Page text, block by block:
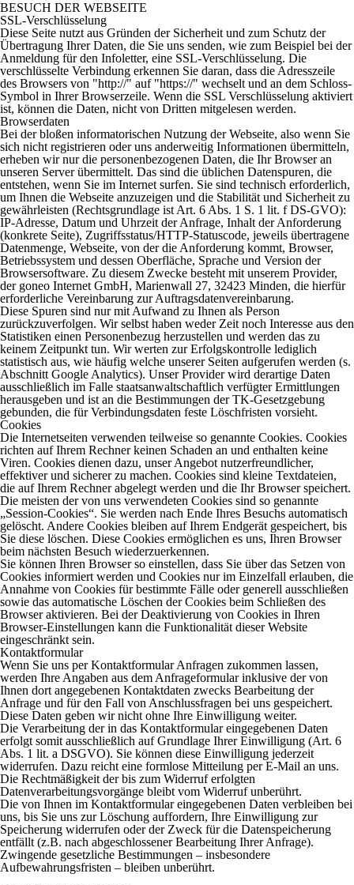
BESUCH DER WEBSEITE
SSL-Verschlüsselung
Diese Seite nutzt aus Gründen der Sicherheit und zum Schutz der
Übertragung Ihrer Daten, die Sie uns senden, wie zum Beispiel bei der
Anmeldung für den Infoletter, eine SSL-Verschlüsselung. Die
verschlüsselte Verbindung erkennen Sie daran, dass die Adresszeile
des Browsers von "http://" auf "https://" wechselt und an dem Schloss-
Symbol in Ihrer Browserzeile. Wenn die SSL Verschlüsselung aktiviert
ist, können die Daten, nicht von Dritten mitgelesen werden.
Browserdaten
Bei der bloßen informatorischen Nutzung der Webseite, also wenn Sie
sich nicht registrieren oder uns anderweitig Informationen übermitteln,
erheben wir nur die personenbezogenen Daten, die Ihr Browser an
unseren Server übermittelt. Das sind die üblichen Datenspuren, die
entstehen, wenn Sie im Internet surfen. Sie sind technisch erforderlich,
um Ihnen die Webseite anzuzeigen und die Stabilität und Sicherheit zu
gewährleisten (Rechtsgrundlage ist Art. 6 Abs. 1 S. 1 lit. f DS-GVO):
IP-Adresse, Datum und Uhrzeit der Anfrage, Inhalt der Anforderung
(konkrete Seite), Zugriffsstatus/HTTP-Statuscode, jeweils übertragene
Datenmenge, Webseite, von der die Anforderung kommt, Browser,
Betriebssystem und dessen Oberfläche, Sprache und Version der
Browsersoftware. Zu diesem Zwecke besteht mit unserem Provider,
der goneo Internet GmbH, Marienwall 27, 32423 Minden, die hierfür
erforderliche Vereinbarung zur Auftragsdatenvereinbarung.
Diese Spuren sind nur mit Aufwand zu Ihnen als Person
zurückzuverfolgen. Wir selbst haben weder Zeit noch Interesse aus den
Statistiken einen Personenbezug herzustellen und werden das zu
keinem Zeitpunkt tun. Wir werten zur Erfolgskontrolle lediglich
statistisch aus, wie häufig welche unserer Seiten aufgerufen werden (s.
Abschnitt Google Analytics). Unser Provider wird derartige Daten
ausschließlich im Falle staatsanwaltschaftlich verfügter Ermittlungen
herausgeben und ist an die Bestimmungen der TK-Gesetzgebung
gebunden, die für Verbindungsdaten feste Löschfristen vorsieht.
Cookies
Die Internetseiten verwenden teilweise so genannte Cookies. Cookies
richten auf Ihrem Rechner keinen Schaden an und enthalten keine
Viren. Cookies dienen dazu, unser Angebot nutzerfreundlicher,
effektiver und sicherer zu machen. Cookies sind kleine Textdateien,
die auf Ihrem Rechner abgelegt werden und die Ihr Browser speichert.
Die meisten der von uns verwendeten Cookies sind so genannte
„Session-Cookies“. Sie werden nach Ende Ihres Besuchs automatisch
gelöscht. Andere Cookies bleiben auf Ihrem Endgerät gespeichert, bis
Sie diese löschen. Diese Cookies ermöglichen es uns, Ihren Browser
beim nächsten Besuch wiederzuerkennen.
Sie können Ihren Browser so einstellen, dass Sie über das Setzen von
Cookies informiert werden und Cookies nur im Einzelfall erlauben, die
Annahme von Cookies für bestimmte Fälle oder generell ausschließen
sowie das automatische Löschen der Cookies beim Schließen des
Browser aktivieren. Bei der Deaktivierung von Cookies in Ihren
Browser-Einstellungen kann die Funktionalität dieser Website
eingeschränkt sein.
Kontaktformular
Wenn Sie uns per Kontaktformular Anfragen zukommen lassen,
werden Ihre Angaben aus dem Anfrageformular inklusive der von
Ihnen dort angegebenen Kontaktdaten zwecks Bearbeitung der
Anfrage und für den Fall von Anschlussfragen bei uns gespeichert.
Diese Daten geben wir nicht ohne Ihre Einwilligung weiter.
Die Verarbeitung der in das Kontaktformular eingegebenen Daten
erfolgt somit ausschließlich auf Grundlage Ihrer Einwilligung (Art. 6
Abs. 1 lit. a DSGVO). Sie können diese Einwilligung jederzeit
widerrufen. Dazu reicht eine formlose Mitteilung per E-Mail an uns.
Die Rechtmäßigkeit der bis zum Widerruf erfolgten
Datenverarbeitungsvorgänge bleibt vom Widerruf unberührt.
Die von Ihnen im Kontaktformular eingegebenen Daten verbleiben bei
uns, bis Sie uns zur Löschung auffordern, Ihre Einwilligung zur
Speicherung widerrufen oder der Zweck für die Datenspeicherung
entfällt (z.B. nach abgeschlossener Bearbeitung Ihrer Anfrage).
Zwingende gesetzliche Bestimmungen – insbesondere
Aufbewahrungsfristen – bleiben unberührt.